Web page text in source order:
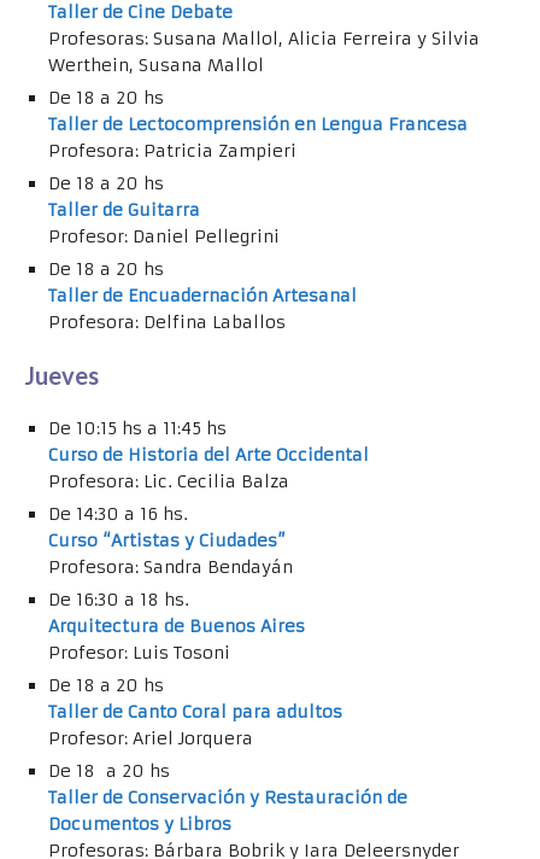
Taller de Cine Debate
Profesoras: Susana Mallol, Alicia Ferreira y Silvia
Werthein, Susana Mallol
De 18 a 20 hs
Taller de Lectocomprensión en Lengua Francesa
Profesora: Patricia Zampieri
De 18 a 20 hs
Taller de Guitarra
Profesor: Daniel Pellegrini
De 18 a 20 hs
Taller de Encuadernación Artesanal
Profesora: Delfina Laballos
Jueves
De 10:15 hs a 11:45 hs
Curso de Historia del Arte Occidental
Profesora: Lic. Cecilia Balza
De 14:30 a 16 hs.
Curso “Artistas y Ciudades”
Profesora: Sandra Bendayán
De 16:30 a 18 hs.
Arquitectura de Buenos Aires
Profesor: Luis Tosoni
De 18 a 20 hs
Taller de Canto Coral para adultos
Profesor: Ariel Jorquera
De 18 a 20 hs
Taller de Conservación y Restauración de
Documentos y Libros
Profesoras: Bárbara Bobrik y Iara Deleersnyder